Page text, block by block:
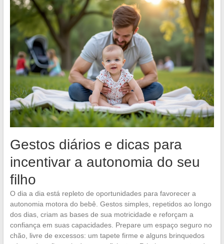
Gestos diários e dicas para
incentivar a autonomia do seu
filho
O dia a dia está repleto de oportunidades para favorecer a
autonomia motora do bebê. Gestos simples, repetidos ao longo
dos dias, criam as bases de sua motricidade e reforçam a
confiança em suas capacidades. Prepare um espaço seguro no
chão, livre de excessos: um tapete firme e alguns brinquedos